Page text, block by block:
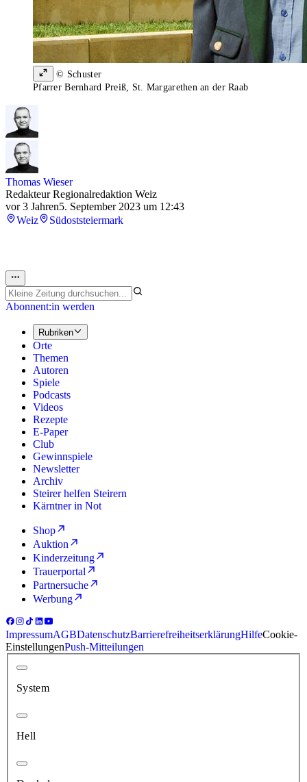
© Schuster
Pfarrer Bernhard Preiß, St. Margarethen an der Raab
Thomas Wieser
Redakteur Regionalredaktion Weiz
vor 3 Jahren5. September 2023 um 12:43
Weiz
Südoststeiermark
Abonnent:in werden
Rubriken
Orte
Themen
Autoren
Spiele
Podcasts
Videos
Rezepte
E-Paper
Club
Gewinnspiele
Newsletter
Archiv
Steirer helfen Steirern
Kärntner in Not
Shop
Auktion
Kinderzeitung
Trauerportal
Partnersuche
Werbung
ImpressumAGBDatenschutzBarrierefreiheitserklärungHilfeCookie-
EinstellungenPush-Mitteilungen
System
Hell